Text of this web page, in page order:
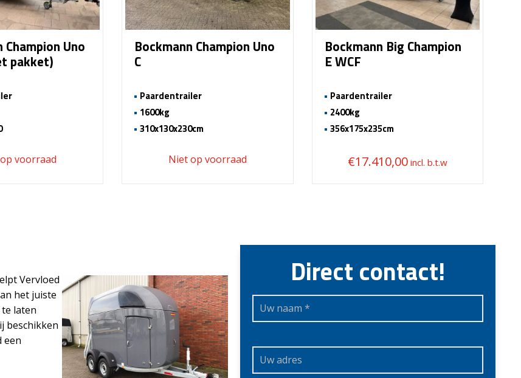
Champion Uno
pakket)
Bockmann Champion Uno
C
Paardentrailer
1600kg
310x130x230cm
Bockmann Big Champion
E WCF
Paardentrailer
2400kg
356x175x235cm
€17.410,00
Vervloed
het juiste
laten
beschikken
een
Direct contact!